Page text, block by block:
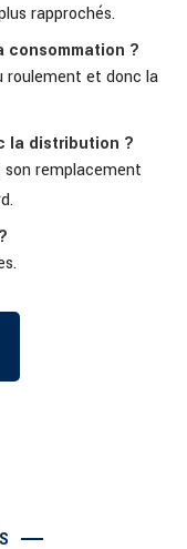
rapprochés.
consommation ?
roulement et donc la
la distribution ?
remplacement